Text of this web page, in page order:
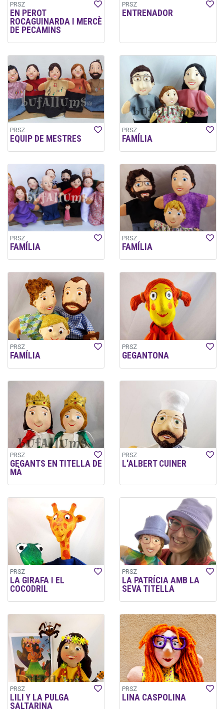
PRSZ
EN PEROT
ROCAGUINARDA I MERCÈ
DE PECAMINS
PRSZ
ENTRENADOR
PRSZ
EQUIP DE MESTRES
PRSZ
FAMÍLIA
PRSZ
FAMÍLIA
PRSZ
FAMÍLIA
PRSZ
FAMÍLIA
PRSZ
GEGANTONA
PRSZ
GEGANTS EN TITELLA DE
MÀ
PRSZ
L'ALBERT CUINER
PRSZ
LA GIRAFA I EL
COCODRIL
PRSZ
LA PATRÍCIA AMB LA
SEVA TITELLA
PRSZ
LILI Y LA PULGA
SALTARINA
PRSZ
LINA CASPOLINA